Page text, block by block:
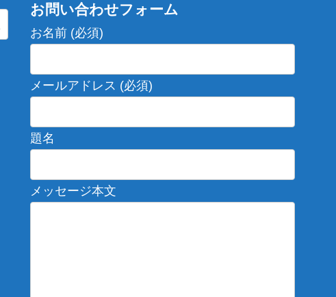
お問い合わせフォーム
お名前 (必須)
メールアドレス (必須)
題名
メッセージ本文